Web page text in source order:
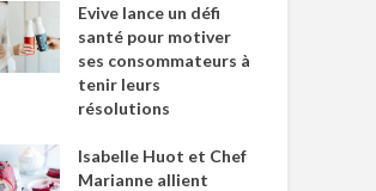
Evive lance un défi
santé pour motiver
ses consommateurs à
tenir leurs
résolutions
Isabelle Huot et Chef
Marianne allient